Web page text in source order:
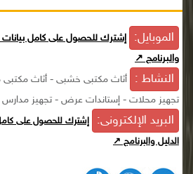
الموبايل: إشترك للحصول على كامل
والبرنامج ↗
النشاط :
أثاث مكتبى خشبى - أثاث
تجهيز محلات - إستاندات عرض - تجهيز مدارس
البريد الإلكترونى: إشترك للحصول على
الدليل والبرنامج ↗